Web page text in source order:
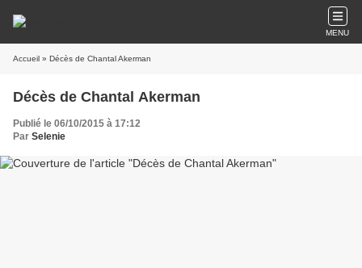
MENU
Accueil » Décès de Chantal Akerman
Décès de Chantal Akerman
Publié le 06/10/2015 à 17:12
Par Selenie